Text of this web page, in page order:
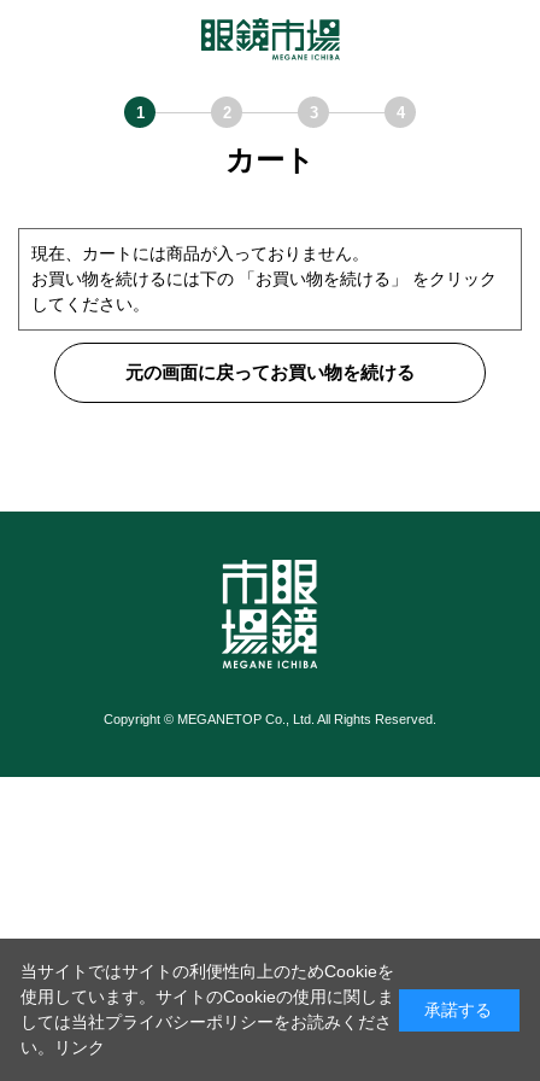
カート
現在、カートには商品が入っておりません。
お買い物を続けるには下の 「お買い物を続ける」 をクリック
してください。
元の画面に戻ってお買い物を続ける
Copyright © MEGANETOP Co., Ltd. All Rights Reserved.
当サイトではサイトの利便性向上のためCookieを
使用しています。サイトのCookieの使用に関しま
しては当社プライバシーポリシーをお読みくださ
い。
リンク
承諾する